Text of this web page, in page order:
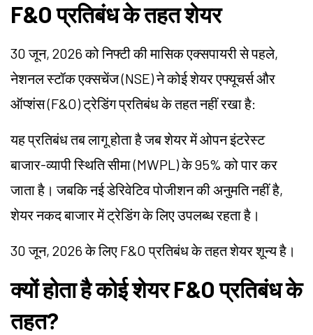
F&O प्रतिबंध के तहत शेयर
30 जून, 2026 को निफ्टी की मासिक एक्सपायरी से पहले,
नेशनल स्टॉक एक्सचेंज (NSE) ने कोई शेयर एफ्यूचर्स और
ऑप्शंस (F&O) ट्रेडिंग प्रतिबंध के तहत नहीं रखा है:
यह प्रतिबंध तब लागू होता है जब शेयर में ओपन इंटरेस्ट
बाजार-व्यापी स्थिति सीमा (MWPL) के 95% को पार कर
जाता है। जबकि नई डेरिवेटिव पोजीशन की अनुमति नहीं है,
शेयर नकद बाजार में ट्रेडिंग के लिए उपलब्ध रहता है।
30 जून, 2026 के लिए F&O प्रतिबंध के तहत शेयर शून्य है।
क्यों होता है कोई शेयर F&O प्रतिबंध के
तहत?